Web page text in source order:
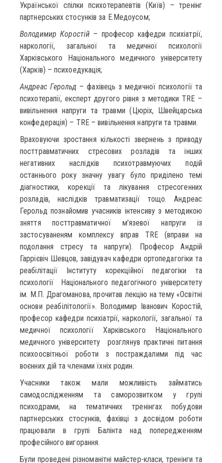
Української спілки психотерапевтів (Київ) – тренінг
партнерських стосунків за Е.Медоусом;
Володимир Коростій – професор кафедри психіатрії,
наркології, загальної та медичної психології
Харківського Національного медичного університету
(Харків) – психоедукація;
Андреас Герольд – фахівець з медичної психології та
психотерапії, експерт другого рівня з методики TRE –
вивільнення напруги та травми (Цюріх, Швейцарська
конфедерація) – TRE – вивільнення напруги та травми.
Враховуючи зростання кількості звернень з приводу
посттравматичних стресових розладів та інших
негативних наслідків психотравмуючих подій
останнього року значну увагу було приділено темі
діагностики, корекції та лікування стресогенних
розладів, наслідків травматизації тощо. Андреас
Герольд познайомив учасників інтенсиву з методикою
зняття посттравматичної м’язевої напруги із
застосуваненям комплексу вправ TRE (вправи на
подолання стресу та напруги). Професор Андрій
Гаррієвіч Шевцов, завідувач кафедри ортопедагогіки та
реабілітації Інституту корекційної педагогіки та
психології Національного педагогічного університету
ім. М.П. Драгоманова, прочитав лекцію на тему «Освітні
основи реабілітології». Володимир Іванович Коростій,
професор кафедри психіатрії, наркології, загальної та
медичної психології Харківського Національного
медичного університету розглянув практичні питання
психоосвітньої роботи з постраждалими під час
воєнних дій та членами їхніх родин.
Учасники також мали можливість займатись
самодослідженням та саморозвитком у групі
психодрами, на тематичних тренінгах побудови
партнерських стосунків, фахівці з досвідом роботи
працювали в групі Балінта над попередженням
професійного вигорання.
Були проведені різноманітні майстер-класи, тренінги та